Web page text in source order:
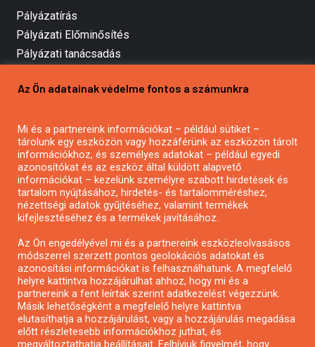
Pályázatírás
Pályázati Előminősítés
Pályázati tanácsadás
Mezőgazdasági pályázatírás
Pályázatírás civil szervezeteknek
Pályázatírás önkormányzatoknak
Pályázatfigyelés
Specifikus pályázatfigyelés vagy hírlevél
Pályázatok magánszemélyeknek
Pályázatok civil szervezeteknek
Pályázatok vállalkozásoknak
Önkormányzati pályázatok
Az Ön adatainak védelme fontos a számunkra
Mi és a partnereink információkat – például sütiket –
tárolunk egy eszközön vagy hozzáférünk az eszközön tárolt
információkhoz, és személyes adatokat – például egyedi
azonosítókat és az eszköz által küldött alapvető
információkat – kezelünk személyre szabott hirdetések és
tartalom nyújtásához, hirdetés- és tartalomméréshez,
nézettségi adatok gyűjtéséhez, valamint termékek
kifejlesztéséhez és a termékek javításához.
Az Ön engedélyével mi és a partnereink eszközleolvasásos
módszerrel szerzett pontos geolokációs adatokat és
azonosítási információkat is felhasználhatunk. A megfelelő
helyre kattintva hozzájárulhat ahhoz, hogy mi és a
partnereink a fent leírtak szerint adatkezelést végezzünk.
Másik lehetőségként a megfelelő helyre kattintva
elutasíthatja a hozzájárulást, vagy a hozzájárulás megadása
előtt részletesebb információkhoz juthat, és
megváltoztathatja beállításait. Felhívjuk figyelmét, hogy